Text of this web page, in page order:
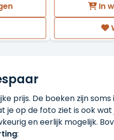
In
prijs. De boeken zijn soms
je op de foto ziet is ook wat
en eerlijk mogelijk.
: